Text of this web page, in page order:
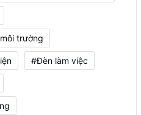
trường
#Đèn làm việc